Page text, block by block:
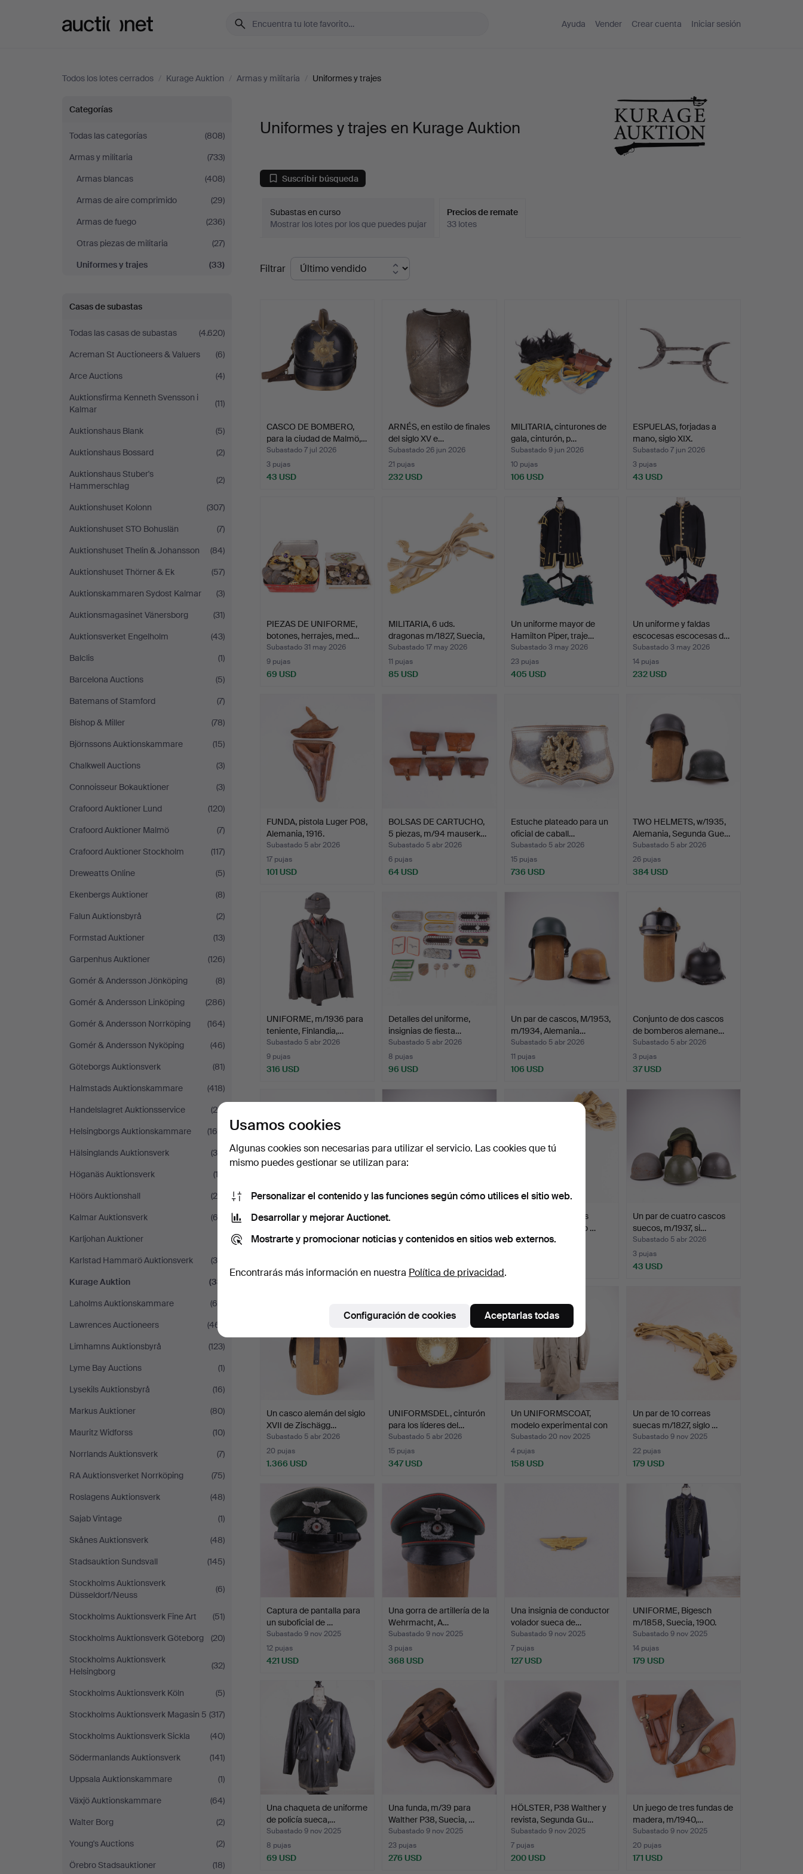
Ayuda Vender Crear cuenta Iniciar sesión
Todos los lotes cerrados / Kurage Auktion / Armas y militaria / Uniformes y trajes
Uniformes
y
trajes
en
Kurage
Auktion
Categorías
Todas las categorías
(808)
Armas y militaria
(733)
Armas blancas
(408)
Armas de aire comprimido
(29)
Armas de fuego
(236)
Otras piezas de militaria
(27)
Uniformes y trajes
(33)
Casas de subastas
Todas las casas de subastas
(4.620)
Acreman St Auctioneers & Valuers
(6)
Arce Auctions
(4)
Auktionsfirma Kenneth Svensson i
Kalmar
(11)
Auktionshaus Blank
(5)
Auktionshaus Bossard
(2)
Auktionshaus Stuber's
Hammerschlag
(2)
Auktionshuset Kolonn
(307)
Auktionshuset STO Bohuslän
(7)
Auktionshuset Thelin & Johansson
(84)
Auktionshuset Thörner & Ek
(57)
Auktionskammaren Sydost Kalmar
(3)
Auktionsmagasinet Vänersborg
(31)
Auktionsverket Engelholm
(43)
Balclis
(1)
Barcelona Auctions
(5)
Batemans of Stamford
(7)
Bishop & Miller
(78)
Björnssons Auktionskammare
(15)
Chalkwell Auctions
(3)
Connoisseur Bokauktioner
(3)
Crafoord Auktioner Lund
(120)
Crafoord Auktioner Malmö
(7)
Crafoord Auktioner Stockholm
(117)
Dreweatts Online
(5)
Ekenbergs Auktioner
(8)
Falun Auktionsbyrå
(2)
Formstad Auktioner
(13)
Garpenhus Auktioner
(126)
Gomér & Andersson Jönköping
(8)
Gomér & Andersson Linköping
(286)
Gomér & Andersson Norrköping
(164)
Gomér & Andersson Nyköping
(46)
Göteborgs Auktionsverk
(81)
Halmstads Auktionskammare
(418)
Handelslagret Auktionsservice
(24)
Helsingborgs Auktionskammare
(164)
Hälsinglands Auktionsverk
(34)
Höganäs Auktionsverk
(12)
Höörs Auktionshall
(20)
Kalmar Auktionsverk
(63)
Karljohan Auktioner
Karlstad Hammarö Auktionsverk
(35)
Kurage Auktion
(33)
Laholms Auktionskammare
(64)
Lawrences Auctioneers
(461)
Limhamns Auktionsbyrå
(123)
Lyme Bay Auctions
(1)
Lysekils Auktionsbyrå
(16)
Markus Auktioner
(80)
Mauritz Widforss
(10)
Norrlands Auktionsverk
(7)
RA Auktionsverket Norrköping
(75)
Roslagens Auktionsverk
(48)
Sajab Vintage
(1)
Skånes Auktionsverk
(48)
Stadsauktion Sundsvall
(145)
Stockholms Auktionsverk
Düsseldorf/Neuss
(6)
Stockholms Auktionsverk Fine Art
(51)
Stockholms Auktionsverk Göteborg
(20)
Stockholms Auktionsverk
Helsingborg
(32)
Stockholms Auktionsverk Köln
(5)
Stockholms Auktionsverk Magasin 5 (317)
Stockholms Auktionsverk Sickla
(40)
Södermanlands Auktionsverk
(141)
Uppsala Auktionskammare
(1)
Växjö Auktionskammare
(64)
Walter Borg
(2)
Young's Auctions
(2)
Örebro Stadsauktioner
(18)
Uniformes y trajes en Kurage Auktion
Suscribir búsqueda
Subastas en curso
Mostrar los lotes por los que puedes pujar
Precios de remate
33 lotes
Precios
de
Filtrar
CASCO DE BOMBERO,
para la ciudad de Malmö,…
Subastado 7 jul 2026
3 pujas
43 USD
ARNÉS, en estilo de finales
del siglo XV e…
Subastado 26 jun 2026
21 pujas
232 USD
MILITARIA, cinturones de
gala, cinturón, p…
Subastado 9 jun 2026
10 pujas
106 USD
ESPUELAS, forjadas a
mano, siglo XIX.
Subastado 7 jun 2026
3 pujas
43 USD
PIEZAS DE UNIFORME,
botones, herrajes, med…
Subastado 31 may 2026
9 pujas
69 USD
MILITARIA, 6 uds.
dragonas m/1827, Suecia,
…
Subastado 17 may 2026
11 pujas
85 USD
Un uniforme mayor de
Hamilton Piper, traje…
Subastado 3 may 2026
23 pujas
405 USD
Un uniforme y faldas
escocesas escocesas d…
Subastado 3 may 2026
14 pujas
232 USD
FUNDA, pistola Luger P08,
Alemania, 1916.
Subastado 5 abr 2026
17 pujas
101 USD
BOLSAS DE CARTUCHO,
5 piezas, m/94 mauserk…
Subastado 5 abr 2026
6 pujas
64 USD
Estuche plateado para un
oficial de caball…
Subastado 5 abr 2026
15 pujas
736 USD
TWO HELMETS, w/1935,
Alemania, Segunda Gue…
Subastado 5 abr 2026
26 pujas
384 USD
UNIFORME, m/1936 para
teniente, Finlandia,…
Subastado 5 abr 2026
9 pujas
316 USD
Detalles del uniforme,
insignias de fiesta…
Subastado 5 abr 2026
8 pujas
96 USD
Un par de cascos, M/1953,
m/1934, Alemania…
Subastado 5 abr 2026
11 pujas
106 USD
Conjunto de dos cascos
de bomberos alemane…
Subastado 5 abr 2026
3 pujas
37 USD
UNIFOMSMÖSSA,
coro…
Subastado 5 abr 2026
295 USD
Subastado 5 abr 2026
37 USD
Un par de 10 correas
suecas m/1827, siglo …
Subastado 5 abr 2026
Un par de cuatro cascos
suecos, m/1937, si…
Subastado 5 abr 2026
3 pujas
43 USD
Un casco alemán del siglo
XVII de Zischägg…
Subastado 5 abr 2026
20 pujas
1.366 USD
UNIFORMSDEL, cinturón
para los líderes del…
Subastado 5 abr 2026
15 pujas
347 USD
Un UNIFORMSCOAT,
modelo experimental con
5…
Subastado 20 nov 2025
4 pujas
158 USD
Un par de 10 correas
suecas m/1827, siglo …
Subastado 9 nov 2025
22 pujas
179 USD
Captura de pantalla para
un suboficial de …
Subastado 9 nov 2025
12 pujas
421 USD
Una gorra de artillería de la
Wehrmacht, A…
Subastado 9 nov 2025
3 pujas
368 USD
Una insignia de conductor
volador sueca de…
Subastado 9 nov 2025
7 pujas
127 USD
UNIFORME, Bigesch
m/1858, Suecia, 1900.
Subastado 9 nov 2025
14 pujas
179 USD
Una chaqueta de uniforme
de policía sueca,…
Subastado 9 nov 2025
8 pujas
69 USD
Una funda, m/39 para
Walther P38, Suecia, …
Subastado 9 nov 2025
23 pujas
276 USD
HÖLSTER, P38 Walther y
revista, Segunda Gu…
Subastado 9 nov 2025
7 pujas
200 USD
Un juego de tres fundas de
madera, m/1940,…
Subastado 9 nov 2025
20 pujas
171 USD
Usamos cookies
Algunas cookies son necesarias para utilizar el servicio. Las cookies que tú
mismo puedes gestionar se utilizan para:
Personalizar el contenido y las funciones según cómo utilices el sitio web.
Desarrollar y mejorar Auctionet.
Mostrarte y promocionar noticias y contenidos en sitios web externos.
Encontrarás más información en nuestra Política de privacidad.
Configuración de cookies Aceptarlas todas